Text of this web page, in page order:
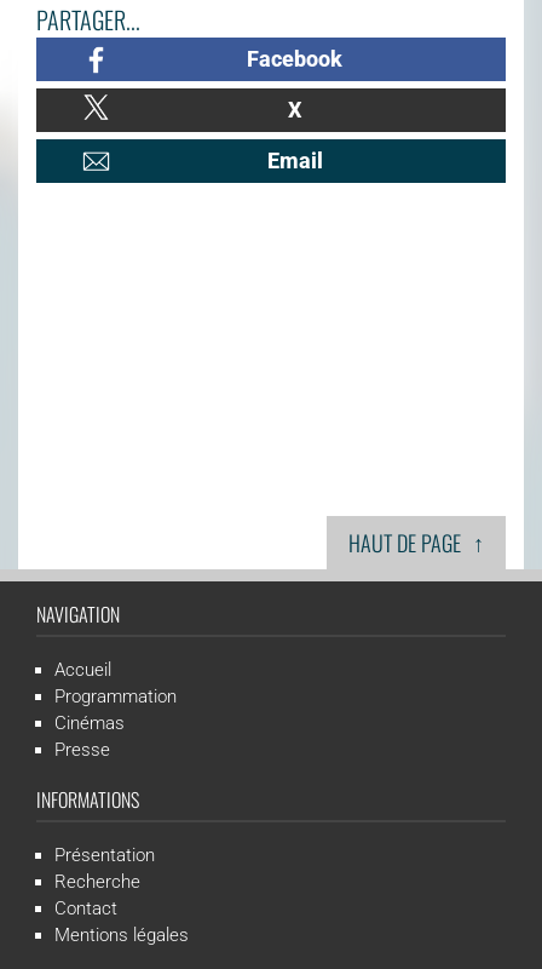
PARTAGER...
Facebook
X
Email
HAUT DE PAGE ↑
NAVIGATION
Accueil
Programmation
Cinémas
Presse
INFORMATIONS
Présentation
Recherche
Contact
Mentions légales